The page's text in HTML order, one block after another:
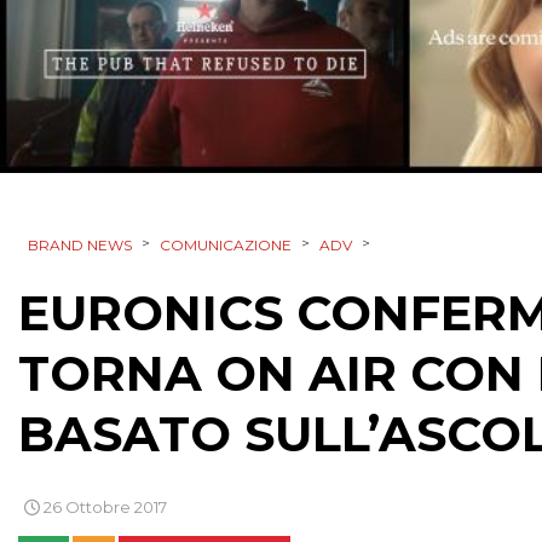
BRAND NEWS > COMUNICAZIONE > ADV >
EURONICS
TORNA ON AIR
BASATO
26 Ottobre 2017